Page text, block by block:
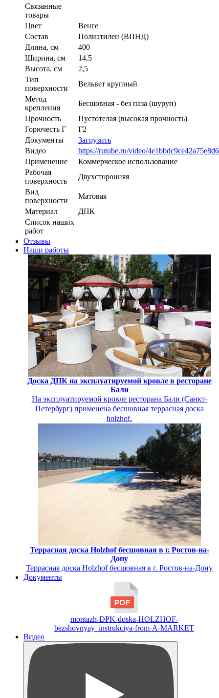
Связанные
товары
Цвет
Венге
Состав
Полиэтилен (ВПНД)
Длина, см
400
Ширина, см
14,5
Высота, см
2,5
Тип
поверхности
Вельвет крупный
Метод
крепления
Бесшовная - без паза (шуруп)
Прочность
Пустотелая (высокая прочность)
Горючесть Г
Г2
Документы
Загрузить
Видео
https://rutube.ru/video/
Применение
Коммерческое использование
Рабочая
поверхность
Двухсторонняя
Вид
поверхности
Матовая
Материал
ДПК
Список наших
работ
Отзывы
Наши работы
Доска ДПК на эксплуатируемой кровле в ресторане
Бали
На эксплуатируемой кровле ресторана Бали (Санкт-
Петербург) применена бесшовная террасная доска
holzhof.
Террасная доска Holzhof бесшовная в г. Ростов-на-
Дону
Террасная доска Holzhof бесшовная в г. Ростов-на-Дону
Документы
montazh-DPK-doska-HOLZHOF-
bezshovnyay_instrukciya-from-A-MARKET
Видео